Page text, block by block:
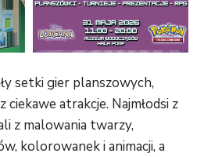
setki gier planszowych,
atrakcje. Najmłodsi z
z malowania twarzy,
kolorowanek i animacji, a